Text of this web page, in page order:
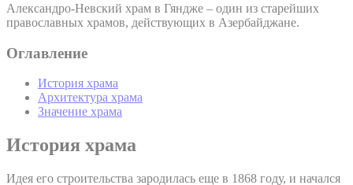
Александро-Невский храм в Гяндже – один из старейших
православных храмов, действующих в Азербайджане.
Оглавление
История храма
Архитектура храма
Значение храма
История храма
Идея его строительства зародилась еще в 1868 году, и начался